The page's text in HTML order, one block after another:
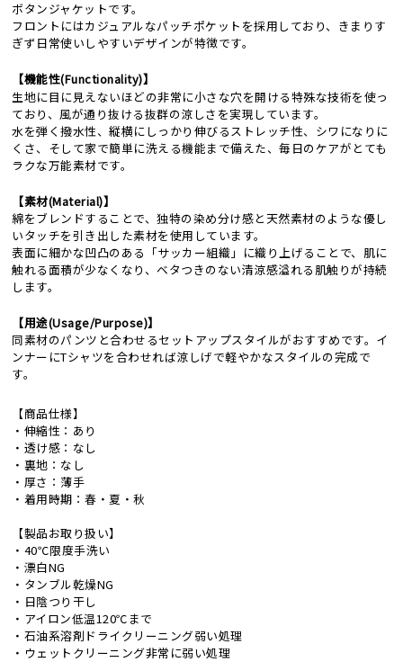
ボタンジャケットです。
フロントにはカジュアルなパッチポケットを採用しており、きまりす
ぎず日常使いしやすいデザインが特徴です。
【機能性(Functionality)】
生地に目に見えないほどの非常に小さな穴を開ける特殊な技術を使っ
ており、風が通り抜ける抜群の涼しさを実現しています。
水を弾く撥水性、縦横にしっかり伸びるストレッチ性、シワになりに
くさ、そして家で簡単に洗える機能まで備えた、毎日のケアがとても
ラクな万能素材です。
【素材(Material)】
綿をブレンドすることで、独特の染め分け感と天然素材のような優し
いタッチを引き出した素材を使用しています。
表面に細かな凹凸のある「サッカー組織」に織り上げることで、肌に
触れる面積が少なくなり、ベタつきのない清涼感溢れる肌触りが持続
します。
【用途(Usage/Purpose)】
同素材のパンツと合わせるセットアップスタイルがおすすめです。イ
ンナーにTシャツを合わせれば涼しげで軽やかなスタイルの完成で
す。
【商品仕様】
・伸縮性：あり
・透け感：なし
・裏地：なし
・厚さ：薄手
・着用時期：春・夏・秋
【製品お取り扱い】
・40℃限度手洗い
・漂白NG
・タンブル乾燥NG
・日陰つり干し
・アイロン低温120℃まで
・石油系溶剤ドライクリーニング弱い処理
・ウェットクリーニング非常に弱い処理